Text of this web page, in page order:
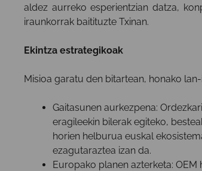
aldez aurreko esperientzian datza,
iraunkorrak baitituzte Txinan.
Ekintza estrategikoak
Misioa garatu den bitartean, honako
Gaitasunen aurkezpena:
eragileekin bilerak egiteko,
horien helburua euskal
ezagutaraztea izan da.
Europako planen azterketa: